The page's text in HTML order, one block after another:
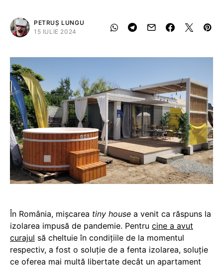
PETRUȘ LUNGU
15 IULIE 2024
În România, mișcarea tiny house a venit ca răspuns la
izolarea impusă de pandemie. Pentru cine a avut
curajul să cheltuie în condițiile de la momentul
respectiv, a fost o soluție de a fenta izolarea, soluție
ce oferea mai multă libertate decât un apartament